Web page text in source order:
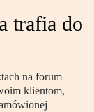
trafia do
na forum
klientom,